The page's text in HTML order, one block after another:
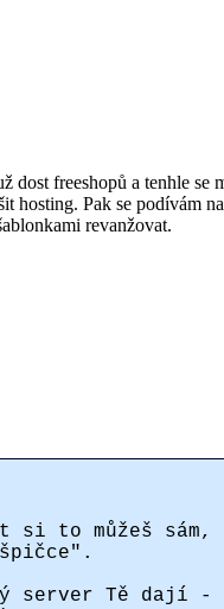
dost freeshopů a tenhle
hosting. Pak se podívám
revanžovat.
si to můžeš
server Tě dají -